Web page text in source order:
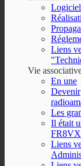
Liens
Vie
En une
Devenir
Les
Il était
FR8VX
Liens